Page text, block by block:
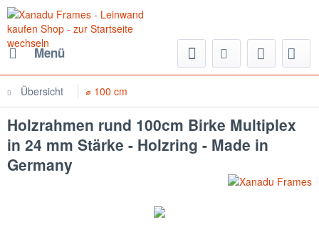
Menü
Übersicht ⌀ 100 cm
Holzrahmen rund 100cm Birke Multiplex
in 24 mm Stärke - Holzring - Made in
Germany